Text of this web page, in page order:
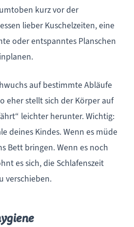
kurz vor der
lieber Kuschelzeiten, eine
oder entspanntes Planschen
auf bestimmte Abläufe
eher stellt sich der Körper auf
leichter herunter. Wichtig:
deines Kindes. Wenn es müde
Bett bringen. Wenn es noch
es sich, die Schlafenszeit
verschieben.